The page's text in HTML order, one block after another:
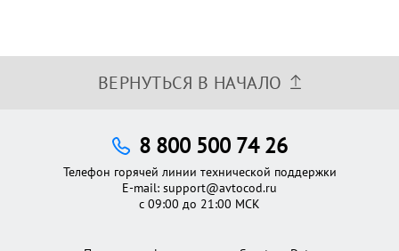
ВЕРНУТЬСЯ В НАЧАЛО
8 800 500 74 26
Телефон горячей линии технической поддержки
E-mail: support@avtocod.ru
с 09:00 до 21:00 МСК